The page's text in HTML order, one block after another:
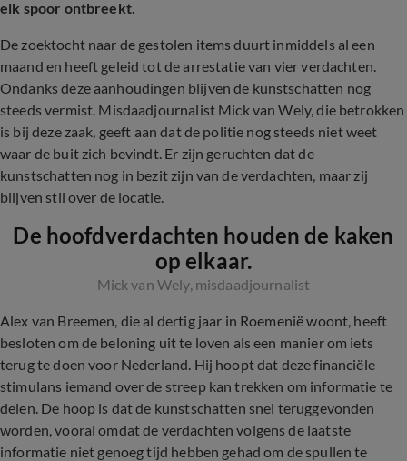
elk spoor ontbreekt.
De zoektocht naar de gestolen items duurt inmiddels al een
maand en heeft geleid tot de arrestatie van vier verdachten.
Ondanks deze aanhoudingen blijven de kunstschatten nog
steeds vermist. Misdaadjournalist Mick van Wely, die betrokken
is bij deze zaak, geeft aan dat de politie nog steeds niet weet
waar de buit zich bevindt. Er zijn geruchten dat de
kunstschatten nog in bezit zijn van de verdachten, maar zij
blijven stil over de locatie.
De hoofdverdachten houden de kaken
op elkaar.
Mick van Wely, misdaadjournalist
Alex van Breemen, die al dertig jaar in Roemenië woont, heeft
besloten om de beloning uit te loven als een manier om iets
terug te doen voor Nederland. Hij hoopt dat deze financiële
stimulans iemand over de streep kan trekken om informatie te
delen. De hoop is dat de kunstschatten snel teruggevonden
worden, vooral omdat de verdachten volgens de laatste
informatie niet genoeg tijd hebben gehad om de spullen te